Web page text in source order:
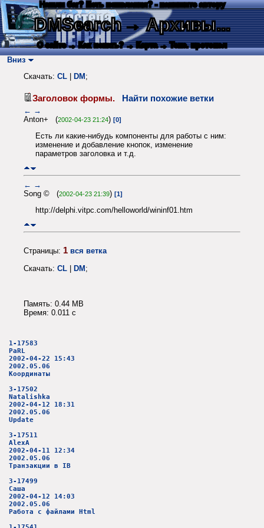
Нашли баг? Есть пожелания? - напишите автору
DMSearch→ Архивы...
О сайте → Как искать? → Карта → Текс. протокол
Вниз
Скачать: CL DM ;
Заголовок формы. Найти похожие ветки
← →
Anton+ (2002-04-23 21:24) [0]
Есть ли какие-нибудь компоненты для работы с ним:
изменение и добавление кнопок, изменение
параметров заголовка и т.д.
← →
Song © (2002-04-23 21:39) [1]
http://delphi.vitpc.com/helloworld/wininf01.htm
Страницы: 1 вся ветка
Скачать: CL DM ;
Память: 0.44 MB
Время: 0.011 c
1-17583
PaRL
2002-04-22 15:43
2002.05.06
Координаты
3-17502
Natalishka
2002-04-12 18:31
2002.05.06
Update
3-17511
AlexA
2002-04-11 12:34
2002.05.06
Транзакции в IB
3-17499
Саша
2002-04-12 14:03
2002.05.06
Работа с файлами Html